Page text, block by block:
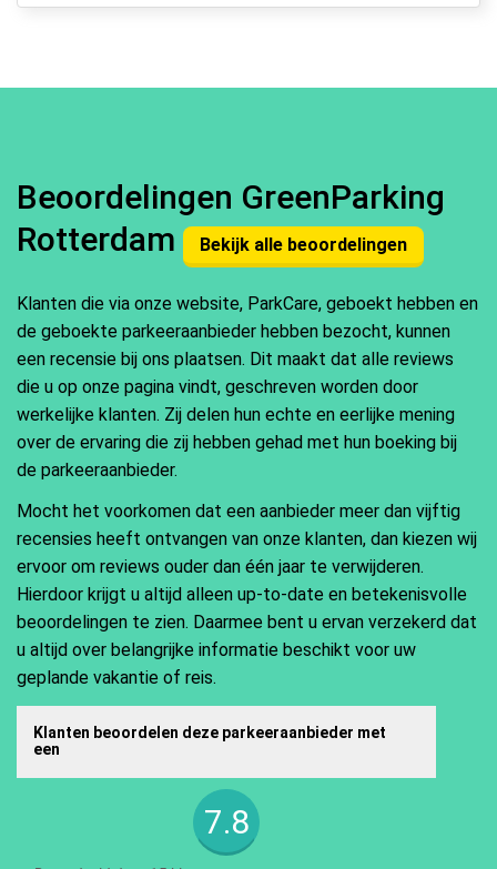
Beoordelingen GreenParking
Rotterdam
Bekijk alle beoordelingen
Klanten die via onze website, ParkCare, geboekt hebben en
de geboekte parkeeraanbieder hebben bezocht, kunnen
een recensie bij ons plaatsen. Dit maakt dat alle reviews
die u op onze pagina vindt, geschreven worden door
werkelijke klanten. Zij delen hun echte en eerlijke mening
over de ervaring die zij hebben gehad met hun boeking bij
de parkeeraanbieder.
Mocht het voorkomen dat een aanbieder meer dan vijftig
recensies heeft ontvangen van onze klanten, dan kiezen wij
ervoor om reviews ouder dan één jaar te verwijderen.
Hierdoor krijgt u altijd alleen up-to-date en betekenisvolle
beoordelingen te zien. Daarmee bent u ervan verzekerd dat
u altijd over belangrijke informatie beschikt voor uw
geplande vakantie of reis.
Klanten beoordelen deze parkeeraanbieder met
een
7.8